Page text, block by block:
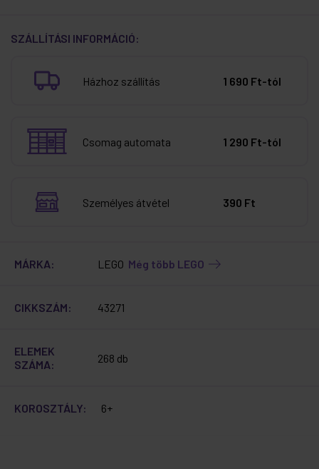
SZÁLLÍTÁSI INFORMÁCIÓ:
Házhoz szállítás 1 690 Ft-tól
Csomag automata 1 290 Ft-tól
Személyes átvétel 390 Ft
MÁRKA: LEGO Még több LEGO
CIKKSZÁM: 43271
ELEMEK
SZÁMA:
268 db
KOROSZTÁLY: 6+